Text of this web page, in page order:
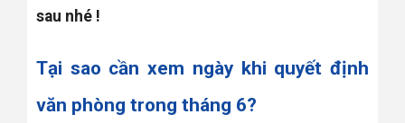
sau nhé !
Tại sao cần xem ngày khi quyết định
văn phòng trong tháng 6?